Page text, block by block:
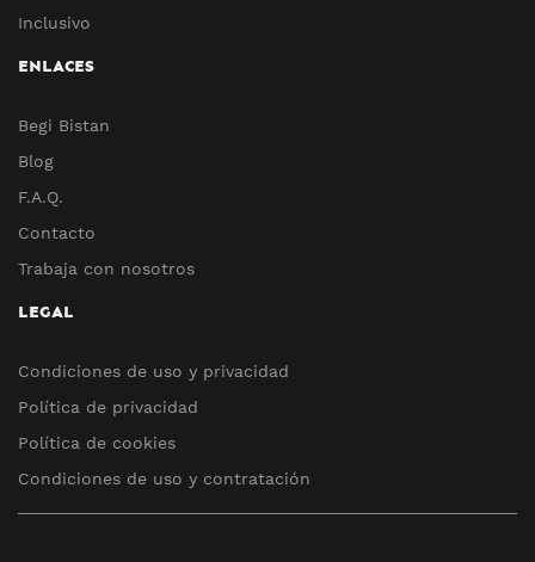
Inclusivo
ENLACES
Begi Bistan
Blog
F.A.Q.
Contacto
Trabaja con nosotros
LEGAL
Condiciones de uso y privacidad
Política de privacidad
Política de cookies
Condiciones de uso y contratación